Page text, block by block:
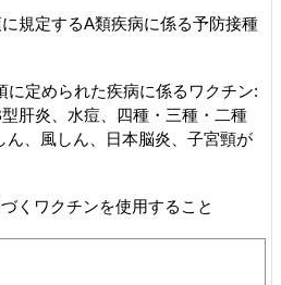
規定するA類疾病に係る予防接種
定められた疾病に係るワクチン:
肝炎、水痘、四種・三種・二種
ん、風しん、日本脳炎、子宮頸が
くワクチンを使用すること